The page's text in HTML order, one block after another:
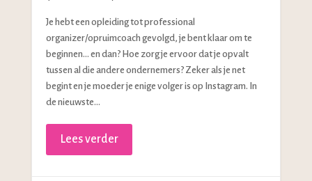
Je hebt een opleiding tot professional
organizer/opruimcoach gevolgd, je bent klaar om te
beginnen… en dan? Hoe zorg je ervoor dat je opvalt
tussen al die andere ondernemers? Zeker als je net
begint en je moeder je enige volger is op Instagram. In
de nieuwste...
Lees verder